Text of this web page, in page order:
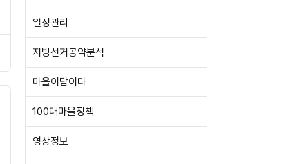
일정관리
지방선거공약분석
마을이답이다
100대마을정책
영상정보